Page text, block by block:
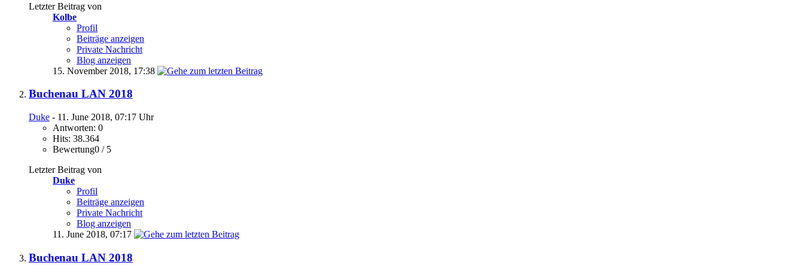
Letzter Beitrag von
Kolbe
Profil
Beiträge anzeigen
Private Nachricht
Blog anzeigen
15. November 2018, 17:38
Buchenau LAN 2018
Duke - 11. June 2018, 07:17 Uhr
Antworten: 0
Hits: 38.364
Bewertung0 / 5
Letzter Beitrag von
Duke
Profil
Beiträge anzeigen
Private Nachricht
Blog anzeigen
11. June 2018, 07:17
Buchenau LAN 2018